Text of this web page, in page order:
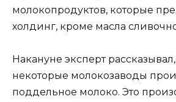
молокопродуктов, которые
холдинг, кроме масла
Накануне эксперт
некоторые молокозаводы
поддельное молоко. Это